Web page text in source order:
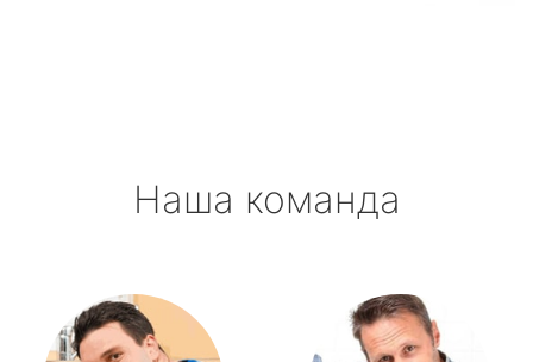
Наша команда